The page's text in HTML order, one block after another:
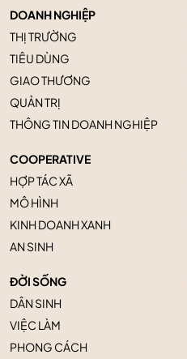
DOANH NGHIỆP
THỊ TRƯỜNG
TIÊU DÙNG
GIAO THƯƠNG
QUẢN TRỊ
THÔNG TIN DOANH NGHIỆP
COOPERATIVE
HỢP TÁC XÃ
MÔ HÌNH
KINH DOANH XANH
AN SINH
ĐỜI SỐNG
DÂN SINH
VIỆC LÀM
PHONG CÁCH